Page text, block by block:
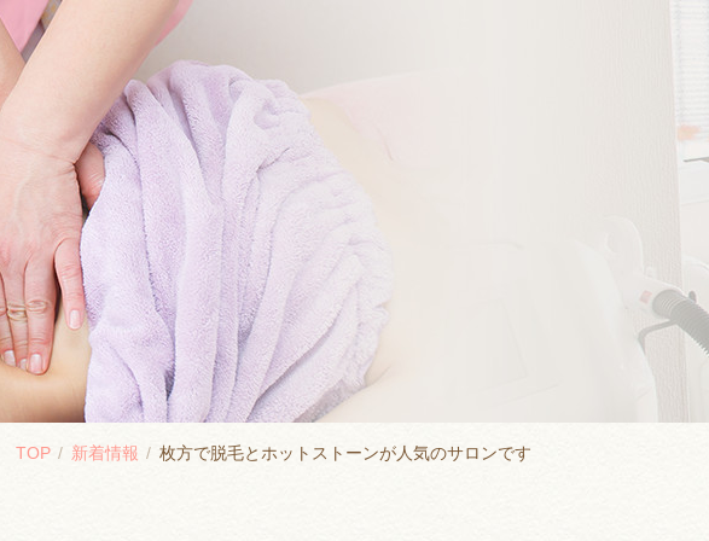
TOP 新着情報 枚方で脱毛とホットストーンが人気のサロンです